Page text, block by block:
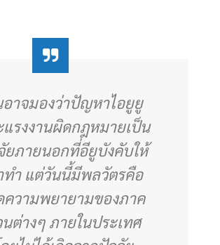
าจมองว่าปัญหาไอยูยู
แรงงานผิดกฎหมายเป็น
ยภายนอกที่อียูบังคับให้
ทำ แต่วันนี้มีพลวัตรคือ
ความพยายามของภาค
ต่างๆ ภายในประเทศ